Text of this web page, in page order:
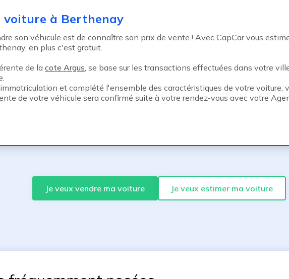
à Berthenay
son véhicule est de connaître son prix de vente ! Avec CapCar vous
en plus c'est gratuit.
de la cote Argus, se base sur les transactions effectuées dans votre
et complété l'ensemble des caractéristiques de votre voiture,
de votre véhicule sera confirmé suite à votre rendez-vous avec votre
Je veux vendre ma voiture Je veux estimer ma voiture